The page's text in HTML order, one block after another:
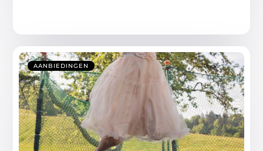
AANBIEDINGEN